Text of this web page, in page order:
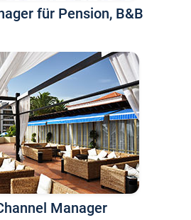
für Pension, B&B
Manager